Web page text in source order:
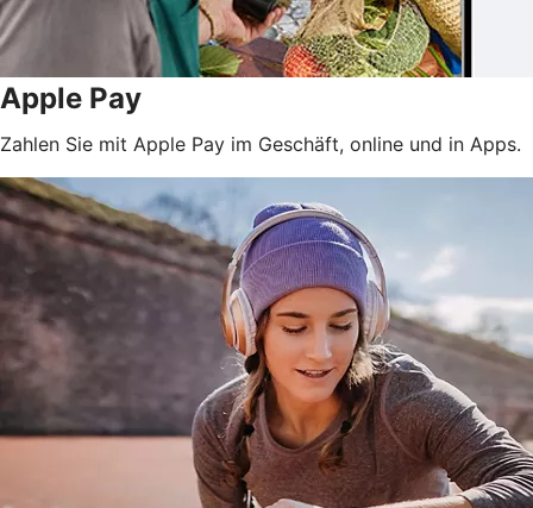
Apple Pay
Zahlen Sie mit Apple Pay im Geschäft, online und in Apps.